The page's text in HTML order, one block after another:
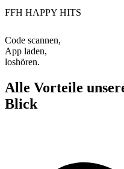
FFH HAPPY HITS
Code scannen,
App laden,
loshören.
Alle Vorteile
Blick